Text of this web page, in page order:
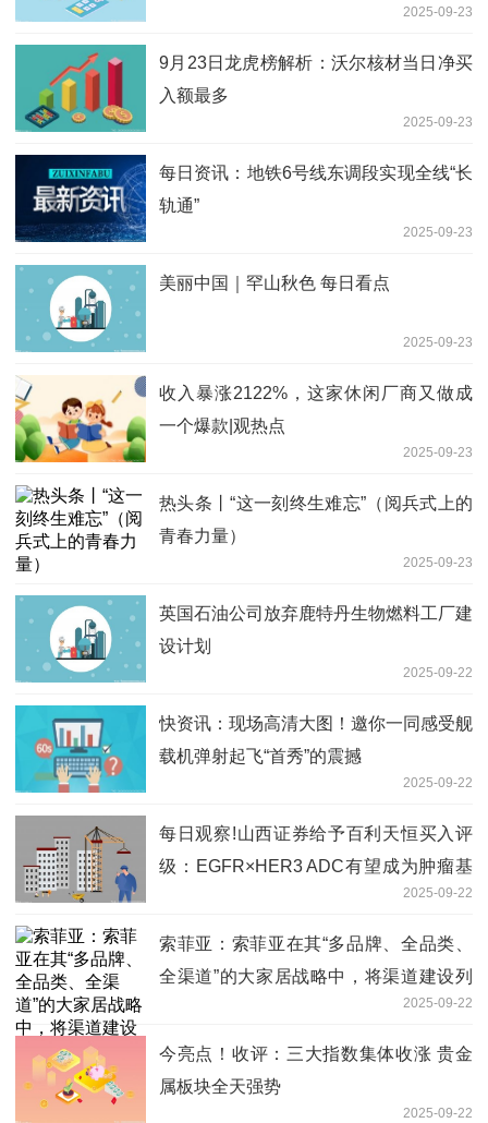
2025-09-23
9月23日龙虎榜解析：沃尔核材当日净买
入额最多
2025-09-23
每日资讯：地铁6号线东调段实现全线“长
轨通”
2025-09-23
美丽中国｜罕山秋色 每日看点
2025-09-23
收入暴涨2122%，这家休闲厂商又做成
一个爆款|观热点
2025-09-23
热头条丨“这一刻终生难忘”（阅兵式上的
青春力量）
2025-09-23
英国石油公司放弃鹿特丹生物燃料工厂建
设计划
2025-09-22
快资讯：现场高清大图！邀你一同感受舰
载机弹射起飞“首秀”的震撼
2025-09-22
每日观察!山西证券给予百利天恒买入评
级：EGFR×HER3 ADC有望成为肿瘤基
石药物，HER2 ADC展现BIC潜力2025-09-22
索菲亚：索菲亚在其“多品牌、全品类、
全渠道”的大家居战略中，将渠道建设列
2025-09-22
今亮点！收评：三大指数集体收涨 贵金
属板块全天强势
2025-09-22